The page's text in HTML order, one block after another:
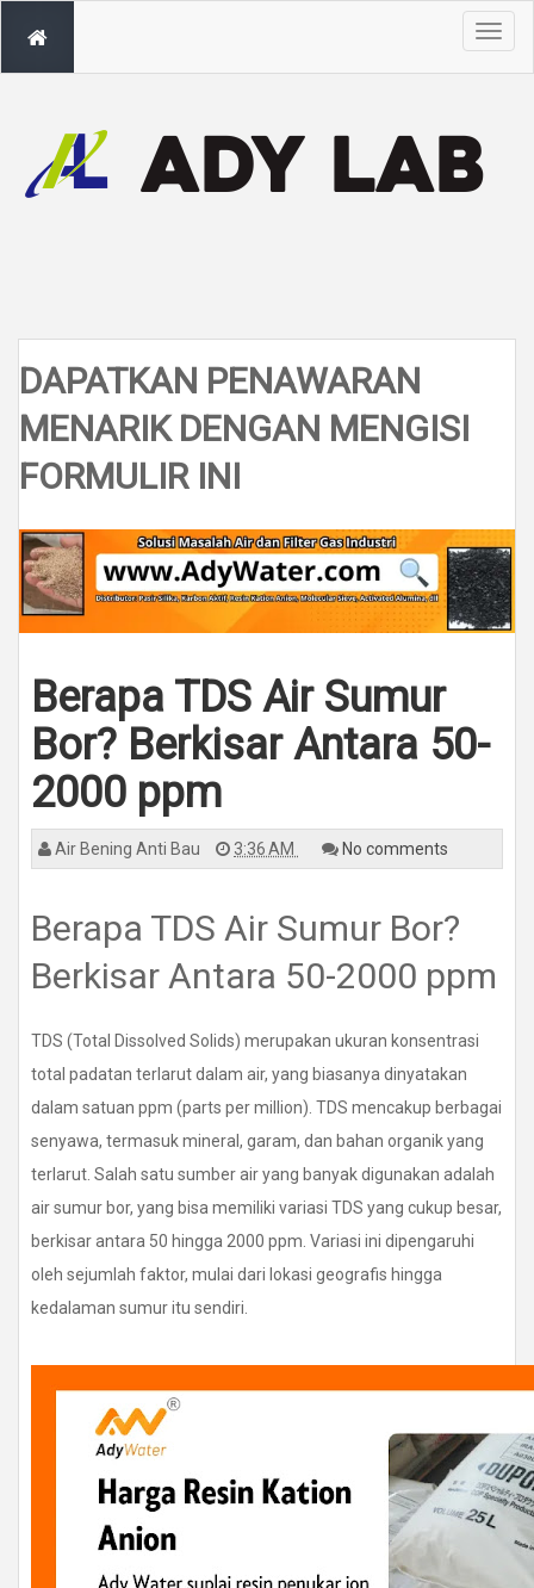
T
o
g
DAPATKAN PENAWARAN
MENARIK DENGAN MENGISI
FORMULIR INI
Berapa TDS Air Sumur
Bor? Berkisar Antara 50-
2000 ppm
Air Bening Anti Bau 3:36 AM No comments
Berapa TDS Air Sumur Bor?
Berkisar Antara 50-2000 ppm
TDS (Total Dissolved Solids) merupakan ukuran konsentrasi
total padatan terlarut dalam air, yang biasanya dinyatakan
dalam satuan ppm (parts per million). TDS mencakup berbagai
senyawa, termasuk mineral, garam, dan bahan organik yang
terlarut. Salah satu sumber air yang banyak digunakan adalah
air sumur bor, yang bisa memiliki variasi TDS yang cukup besar,
berkisar antara 50 hingga 2000 ppm. Variasi ini dipengaruhi
oleh sejumlah faktor, mulai dari lokasi geografis hingga
kedalaman sumur itu sendiri.